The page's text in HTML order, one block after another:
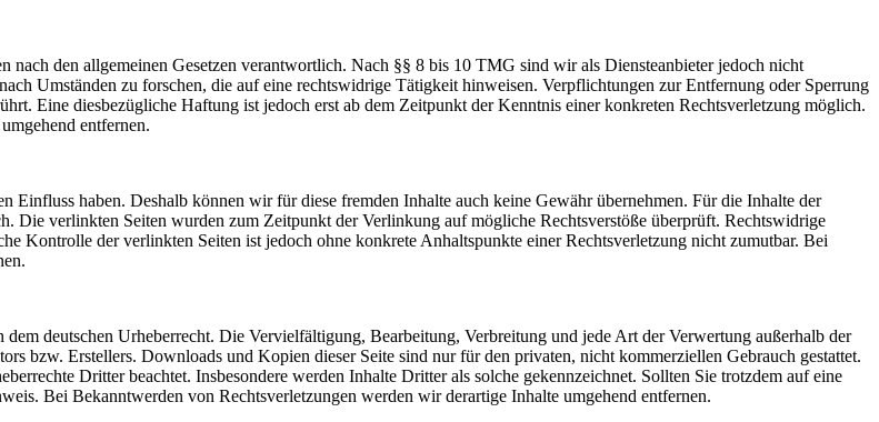
den allgemeinen Gesetzen verantwortlich. Nach §§ 8 bis 10 TMG sind wir als Diensteanbieter jedoch nicht
Umständen zu forschen, die auf eine rechtswidrige Tätigkeit hinweisen. Verpflichtungen zur Entfernung oder Sperrung
Eine diesbezügliche Haftung ist jedoch erst ab dem Zeitpunkt der Kenntnis einer konkreten Rechtsverletzung möglich.
entfernen.
haben. Deshalb können wir für diese fremden Inhalte auch keine Gewähr übernehmen. Für die Inhalte der
Die verlinkten Seiten wurden zum Zeitpunkt der Verlinkung auf mögliche Rechtsverstöße überprüft. Rechtswidrige
Kontrolle der verlinkten Seiten ist jedoch ohne konkrete Anhaltspunkte einer Rechtsverletzung nicht zumutbar. Bei
deutschen Urheberrecht. Die Vervielfältigung, Bearbeitung, Verbreitung und jede Art der Verwertung außerhalb der
bzw. Erstellers. Downloads und Kopien dieser Seite sind nur für den privaten, nicht kommerziellen Gebrauch gestattet.
Dritter beachtet. Insbesondere werden Inhalte Dritter als solche gekennzeichnet. Sollten Sie trotzdem auf eine
Bei Bekanntwerden von Rechtsverletzungen werden wir derartige Inhalte umgehend entfernen.